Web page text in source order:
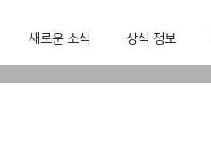
새로운 소식 상식 정보